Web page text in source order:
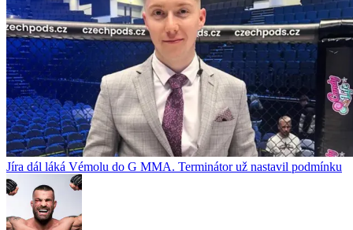
Jíra dál láká Vémolu do G MMA. Terminátor už nastavil podmínku